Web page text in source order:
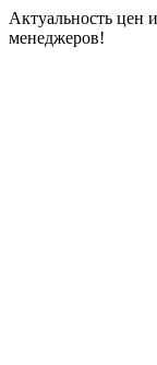
Актуальность цен
менеджеров!